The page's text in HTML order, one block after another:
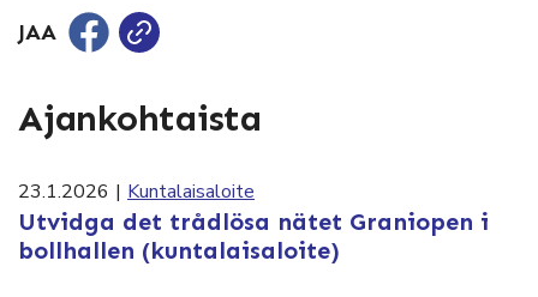
JAA
Ajankohtaista
23.1.2026 | Kuntalaisaloite
Utvidga det trådlösa nätet Graniopen i
bollhallen (kuntalaisaloite)